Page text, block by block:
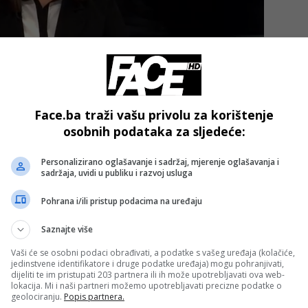
najjeftinije gorivo može naći po cijeni od 2,42 KM
je prisutan i rast dolara nakon izbora u Americi.
je da cijena dizela ide do 2,55, a benzina do 2,50 KM
- OGLAS -
Face.ba traži vašu privolu za korištenje
osobnih podataka za sljedeće:
Personalizirano oglašavanje i sadržaj, mjerenje oglašavanja i
sadržaja, uvidi u publiku i razvoj usluga
Pohrana i/ili pristup podacima na uređaju
Saznajte više
Vaši će se osobni podaci obrađivati, a podatke s vašeg uređaja (kolačiće,
jedinstvene identifikatore i druge podatke uređaja) mogu pohranjivati,
dijeliti te im pristupati 203 partnera ili ih može upotrebljavati ova web-
lokacija. Mi i naši partneri možemo upotrebljavati precizne podatke o
geolociranju. Popis partnera.